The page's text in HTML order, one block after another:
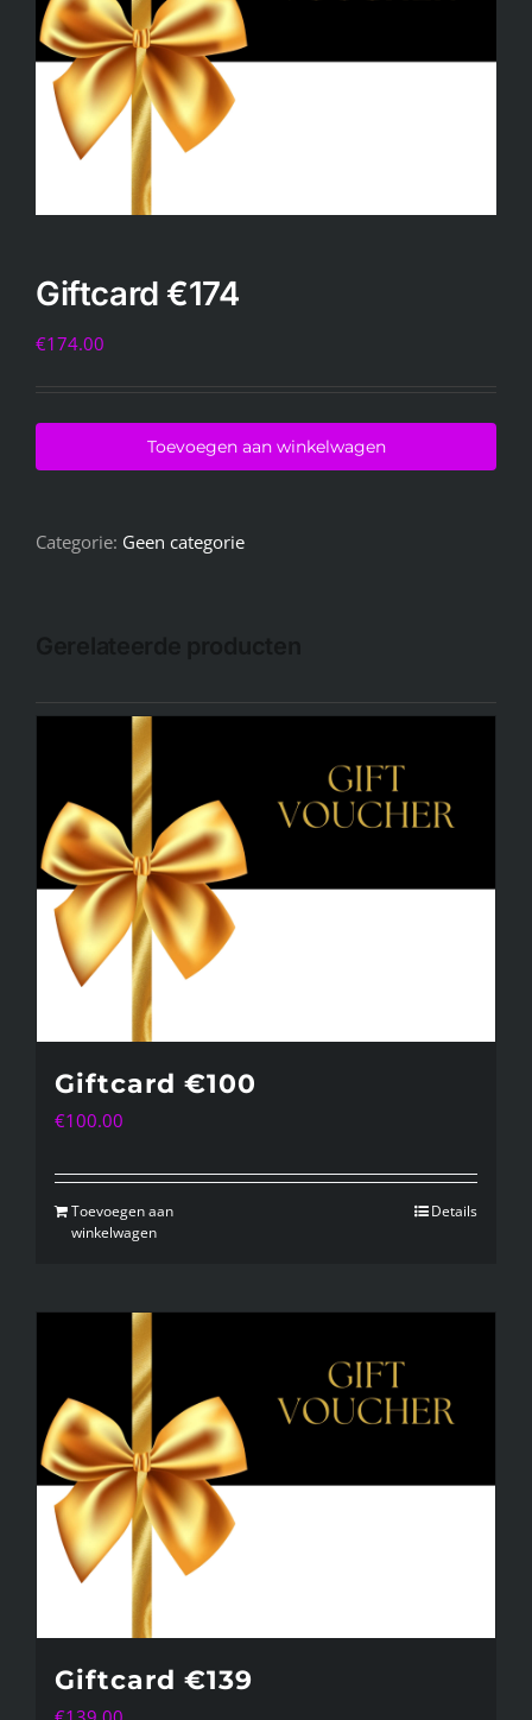
INFO
KIDS SPA PARTY
Giftcard €174
€174.00
Toevoegen aan winkelwagen
Categorie: Geen categorie
Giftcard €100
€100.00
Toevoegen aan
winkelwagen
Details
Giftcard €139